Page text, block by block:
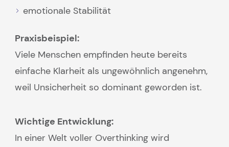
emotionale Stabilität
Praxisbeispiel:
Viele Menschen empfinden heute bereits
einfache Klarheit als ungewöhnlich angenehm,
weil Unsicherheit so dominant geworden ist.
Wichtige Entwicklung:
In einer Welt voller Overthinking wird